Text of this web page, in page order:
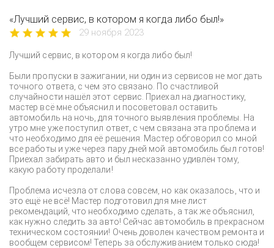
«Лучший сервис, в котором я когда либо был!»
29 ноября 2023
Лучший сервис, в котором я когда либо был!
Были пропуски в зажигании, ни один из сервисов не мог дать
точного ответа, с чем это связано. По счастливой
случайности нашёл этот сервис. Приехал на диагностику,
мастер всё мне объяснил и посоветовал оставить
автомобиль на ночь, для точного выявления проблемы. На
утро мне уже поступил ответ, с чем связана эта проблема и
что необходимо для её решения. Мастер обговорил со мной
все работы и уже через пару дней мой автомобиль был готов!
Приехал забирать авто и был несказанно удивлён тому,
какую работу проделали!
Проблема исчезла от слова совсем, но как оказалось, что и
это ещё не всё! Мастер подготовил для мне лист
рекомендаций, что необходимо сделать, а так же объяснил,
как нужно следить за авто! Сейчас автомобиль в прекрасном
техническом состоянии! Очень доволен качеством ремонта и
вообщем сервисом! Теперь за обслуживанием только сюда!